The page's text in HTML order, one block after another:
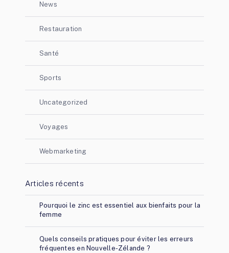
News
Restauration
Santé
Sports
Uncategorized
Voyages
Webmarketing
Articles récents
Pourquoi le zinc est essentiel aux bienfaits pour la
femme
Quels conseils pratiques pour éviter les erreurs
fréquentes en Nouvelle-Zélande ?